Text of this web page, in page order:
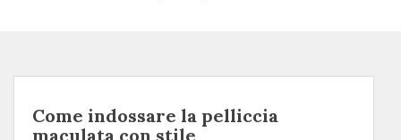
Come indossare la pelliccia
maculata con stile